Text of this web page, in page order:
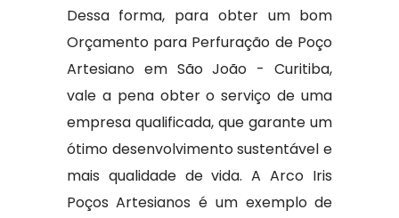
Dessa forma, para obter um bom
Orçamento para Perfuração de Poço
Artesiano em São João - Curitiba,
vale a pena obter o serviço de uma
empresa qualificada, que garante um
ótimo desenvolvimento sustentável e
mais qualidade de vida. A Arco Iris
Poços Artesianos é um exemplo de